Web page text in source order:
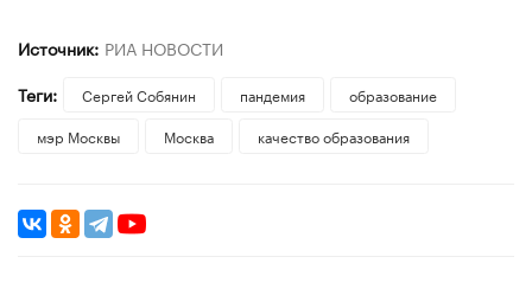
Источник: РИА НОВОСТИ
Теги:
Сергей Собянин пандемия
образование
мэр Москвы
Москва качество образования